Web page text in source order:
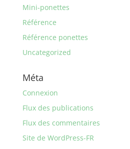
Mini-ponettes
Référence
Référence ponettes
Uncategorized
Méta
Connexion
Flux des publications
Flux des commentaires
Site de WordPress-FR